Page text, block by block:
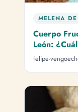
MELENA
Cuerpo
León:
felipe-